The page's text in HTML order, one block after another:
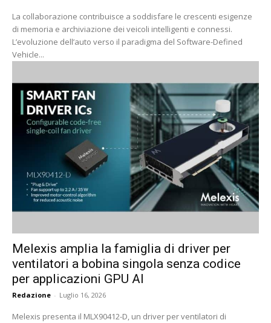
La collaborazione contribuisce a soddisfare le crescenti esigenze
di memoria e archiviazione dei veicoli intelligenti e connessi.
L’evoluzione dell’auto verso il paradigma del Software-Defined
Vehicle...
Melexis amplia la famiglia di driver per
ventilatori a bobina singola senza codice
per applicazioni GPU AI
Redazione - Luglio 16, 2026
Melexis presenta il MLX90412-D, un driver per ventilatori di